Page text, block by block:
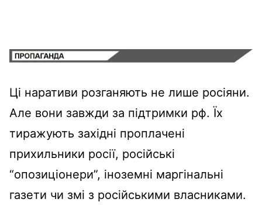
Ці наративи розганяють не лише росіяни.
Але вони завжди за підтримки рф. Їх
тиражують західні проплачені
прихильники росії, російські
“опозиціонери”, іноземні маргінальні
газети чи змі з російськими власниками.